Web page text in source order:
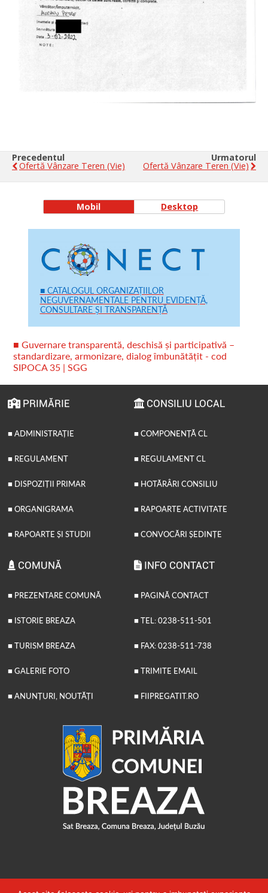
Precedentul
Ofertă Vânzare Teren (vie)
Urmatorul
Ofertă Vânzare Teren (vie)
Mobil Desktop
■ CATALOGUL ORGANIZAȚIILOR
NEGUVERNAMENTALE PENTRU EVIDENȚĂ,
CONSULTARE ȘI TRANSPARENȚĂ
■ Guvernare transparentă, deschisă și participativă –
standardizare, armonizare, dialog îmbunătățit - cod
SIPOCA 35 | SGG
PRIMĂRIE
■ ADMINISTRAȚIE
■ REGULAMENT
■ DISPOZIȚII PRIMAR
■ ORGANIGRAMA
■ RAPOARTE ȘI STUDII
CONSILIU LOCAL
■ COMPONENȚĂ CL
■ REGULAMENT CL
■ HOTĂRÂRI CONSILIU
■ RAPOARTE ACTIVITATE
■ CONVOCĂRI ȘEDINȚE
COMUNĂ
■ PREZENTARE COMUNĂ
■ ISTORIE BREAZA
■ TURISM BREAZA
■ GALERIE FOTO
■ ANUNȚURI, NOUTĂȚI
INFO CONTACT
■ PAGINĂ CONTACT
■ TEL: 0238-511-501
■ FAX: 0238-511-738
■ TRIMITE EMAIL
■ FIIPREGATIT.RO